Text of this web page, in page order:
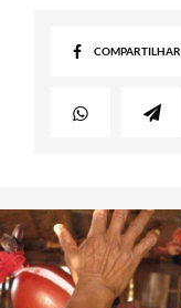
COMPARTILHAR